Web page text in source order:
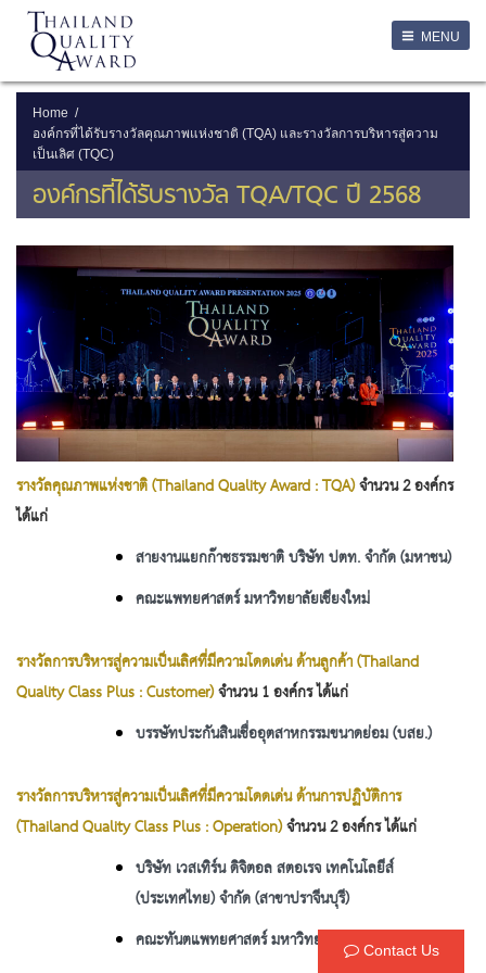
MENU
Home
องค์กรที่ได้รับรางวัลคุณภาพแห่งชาติ (TQA) และรางวัลการบริหารสู่ความ
เป็นเลิศ (TQC)
องค์กรที่ได้รับรางวัล TQA/TQC ปี 2568
รางวัลคุณภาพแห่งชาติ (Thailand Quality Award : TQA)จำนวน 2 องค์กร
ได้แก่
สายงานแยกก๊าซธรรมชาติ บริษัท ปตท. จำกัด (มหาชน)
คณะแพทยศาสตร์ มหาวิทยาลัยเชียงใหม่
รางวัลการบริหารสู่ความเป็นเลิศที่มีความโดดเด่น ด้านลูกค้า (Thailand
Quality Class Plus : Customer)จำนวน 1 องค์กร ได้แก่
บรรษัทประกันสินเชื่ออุตสาหกรรมขนาดย่อม (บสย.)
รางวัลการบริหารสู่ความเป็นเลิศที่มีความโดดเด่น ด้านการปฏิบัติการ
(Thailand Quality Class Plus : Operation)จำนวน 2 องค์กร ได้แก่
บริษัท เวสเทิร์น ดิจิตอล สตอเรจ เทคโนโลยีส์
(ประเทศไทย) จำกัด (สาขาปราจีนบุรี)
คณะทันตแพทยศาสตร์ มหาวิทยาลัยขอนแก่นContact Us
Username
ลืมรหัสผ่าน
SERVICES